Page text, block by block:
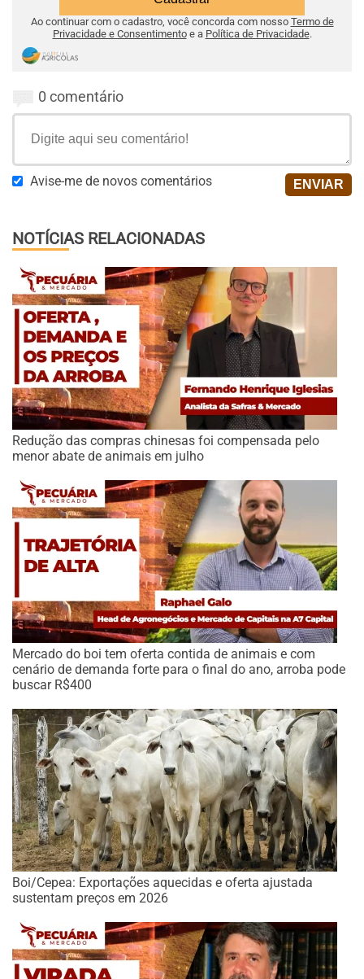
Ao continuar com o cadastro, você concorda com nosso Termo de
Privacidade e Consentimentoe a Política de Privacidade.
0 comentário
Avise-me de novos comentários
NOTÍCIAS RELACIONADAS
Redução das compras chinesas foi compensada pelo
menor abate de animais em julho
Mercado do boi tem oferta contida de animais e com
cenário de demanda forte para o final do ano, arroba pode
buscar R$400
Boi/Cepea: Exportações aquecidas e oferta ajustada
sustentam preços em 2026